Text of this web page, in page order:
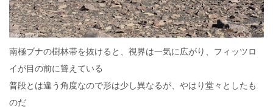
南極ブナの樹林帯を抜けると、視界は一気に広がり、フィッツロ
イが目の前に聳えている
普段とは違う角度なので形は少し異なるが、やはり堂々としたも
のだ